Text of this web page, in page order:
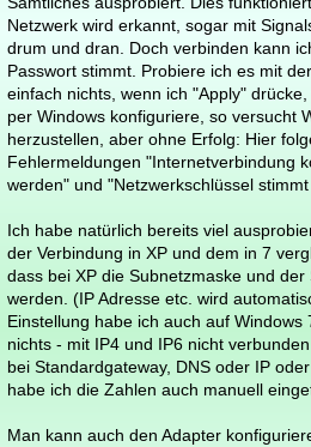
Netzwerk wird erkannt, sogar mit
drum und dran. Doch verbinden kann
Passwort stimmt. Probiere ich es mit
einfach nichts, wenn ich "Apply"
per Windows konfiguriere, so versucht
herzustellen, aber ohne Erfolg: Hier
Fehlermeldungen "Internetverbindung
werden" und "Netzwerkschlüssel stimmt
Ich habe natürlich bereits viel
der Verbindung in XP und dem in 7
dass bei XP die Subnetzmaske und
werden. (IP Adresse etc. wird
Einstellung habe ich auch auf Windows
nichts - mit IP4 und IP6 nicht
bei Standardgateway, DNS oder IP
habe ich die Zahlen auch manuell
Man kann auch den Adapter